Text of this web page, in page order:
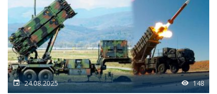
24.08.2025 148